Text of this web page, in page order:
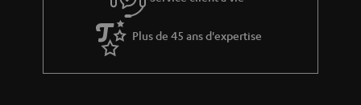
é
a
Plus de 45 ans d'expertise